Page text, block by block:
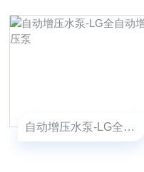
自动增压水泵-LG全自动增压泵